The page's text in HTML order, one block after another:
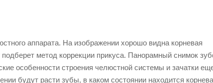
аппарата. На изображении хорошо видна корневая
метод коррекции прикуса. Панорамный снимок
особенности строения челюстной системы и зачатки
будут расти зубы, в каком состоянии находится